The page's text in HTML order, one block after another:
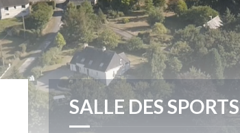
SALLE DES SPORTS